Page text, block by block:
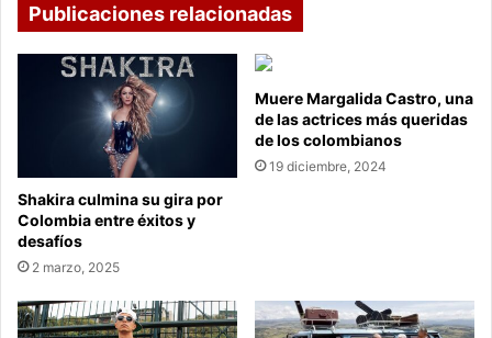
Publicaciones relacionadas
Shakira culmina su gira por
Colombia entre éxitos y
desafíos
2 marzo, 2025
Muere Margalida Castro, una
de las actrices más queridas
de los colombianos
19 diciembre, 2024